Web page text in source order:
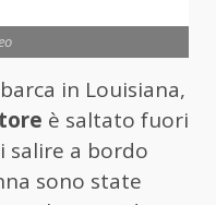
in Louisiana,
è saltato fuori
salire a bordo
sono state